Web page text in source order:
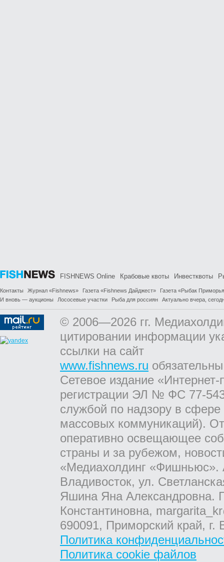
FISHNEWS Online Крабовые квоты Инвестквоты
Контакты Журнал «Fishnews» Газета «Fishnews Дайджест»
Газета «Рыбак
И вновь — аукционы
Лососевые участки Рыба для россиян Актуально вчера,
© 2006—2026 гг.
цитировании информации
ссылки на сайт
www.fishnews.ru
Сетевое издание
регистрации ЭЛ № ФС 77-
службой по надзору в
массовых коммуникаций).
оперативно освещающее
страны и за рубежом,
«Медиахолдинг «Фишньюс».
Владивосток, ул.
Яшина Яна Александровна.
Константиновна,
690091, Приморский край,
Политика
Политика cookie файлов